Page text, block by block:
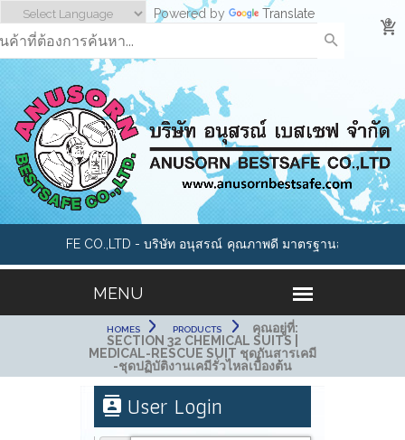
Powered by Translate
0
BESTSAFE CO.,LTD - บริษัท อนุสรณ์
กัด เราคือผู้นำด้านอุปกรณ์นิรภัย และ
ยทุกประเภทมากกว่า 1000 รายการ
คุณภาพดี มาตรฐานสากล อาทิเช่น
หมวกนิรภัย, แว่นตาเซฟตี้, ถุงมือกั
กันสารเคมี,หน้ากากกันสารพิษ, อุ
HOMES PRODUCTS
คุณอยู่ที่:
SECTION 32 CHEMICAL SUITS |
MEDICAL-RESCUE SUIT ชุดกันสารเคมี
-ชุดปฏิบัติงานเคมีรั่วไหลเบื้องต้น
User Login